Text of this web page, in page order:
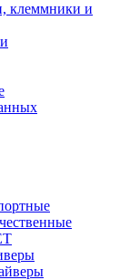
клеммники и